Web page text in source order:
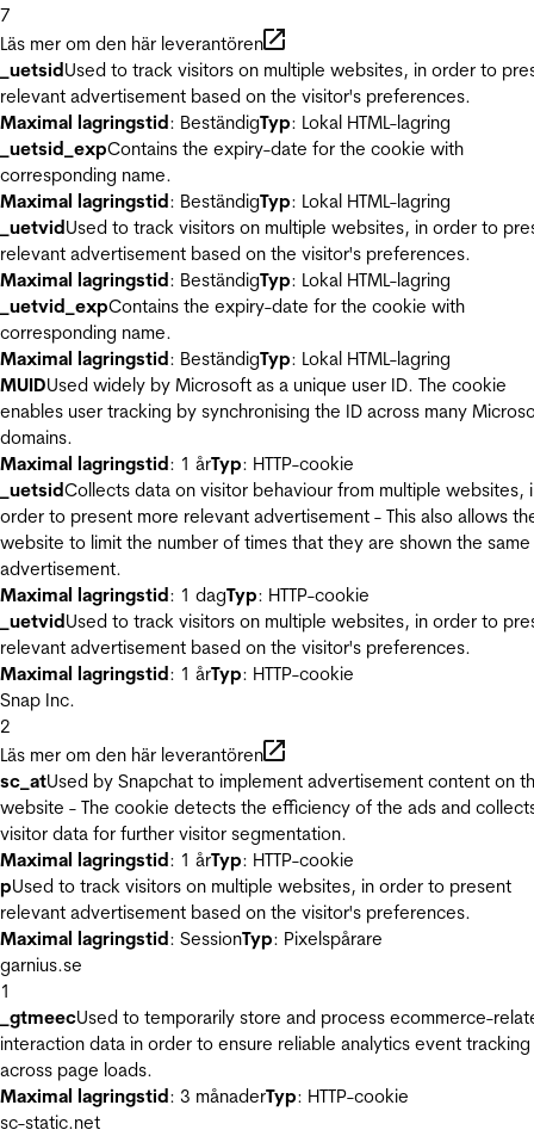
7
Läs mer om den här leverantören
_uetsidUsed to track visitors on multiple websites, in order to
relevant advertisement based on the visitor's preferences.
Maximal lagringstid: BeständigTyp: Lokal HTML-lagring
_uetsid_expContains the expiry-date for the cookie with
corresponding name.
Maximal lagringstid: BeständigTyp: Lokal HTML-lagring
_uetvidUsed to track visitors on multiple websites, in order to
relevant advertisement based on the visitor's preferences.
Maximal lagringstid: BeständigTyp: Lokal HTML-lagring
_uetvid_expContains the expiry-date for the cookie with
corresponding name.
Maximal lagringstid: BeständigTyp: Lokal HTML-lagring
MUIDUsed widely by Microsoft as a unique user ID. The cookie
enables user tracking by synchronising the ID across many
domains.
Maximal lagringstid: 1 årTyp: HTTP-cookie
_uetsidCollects data on visitor behaviour from multiple websites,
order to present more relevant advertisement - This also allows
website to limit the number of times that they are shown the same
advertisement.
Maximal lagringstid: 1 dagTyp: HTTP-cookie
_uetvidUsed to track visitors on multiple websites, in order to
relevant advertisement based on the visitor's preferences.
Maximal lagringstid: 1 årTyp: HTTP-cookie
Snap Inc.
2
Läs mer om den här leverantören
sc_atUsed by Snapchat to implement advertisement content on
website - The cookie detects the efficiency of the ads and
visitor data for further visitor segmentation.
Maximal lagringstid: 1 årTyp: HTTP-cookie
pUsed to track visitors on multiple websites, in order to present
relevant advertisement based on the visitor's preferences.
Maximal lagringstid: SessionTyp: Pixelspårare
garnius.se
1
_gtmeecUsed to temporarily store and process ecommerce-
interaction data in order to ensure reliable analytics event tracking
across page loads.
Maximal lagringstid: 3 månaderTyp: HTTP-cookie
sc-static.net